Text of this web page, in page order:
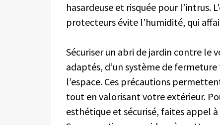
hasardeuse et risquée pour l’intrus.
protecteurs évite l’humidité, qui
Sécuriser un abri de jardin contre le
adaptés, d’un système de
l’espace. Ces précautions
tout en valorisant votre extérieur.
esthétique et sécurisé, faites appel à